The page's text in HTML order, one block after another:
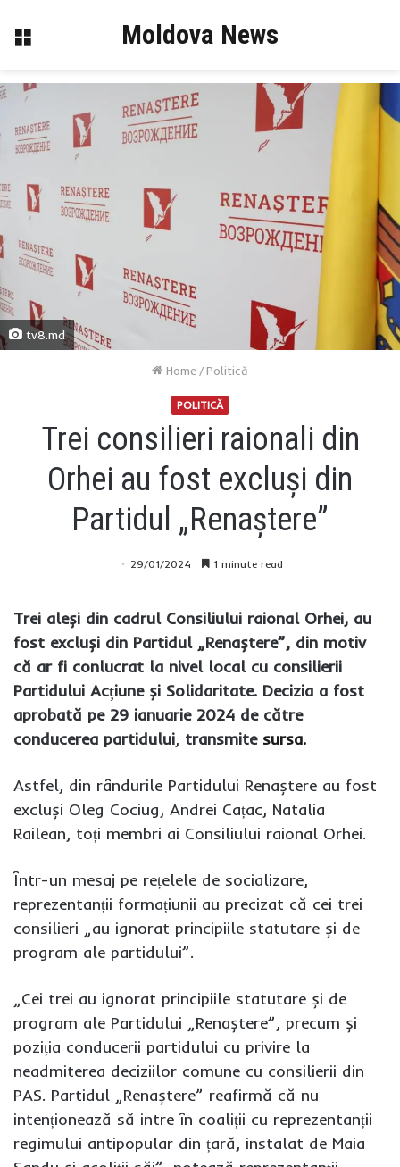
Menu Moldova News
tv8.md
Home /Politică
POLITICĂ
Trei consilieri raionali din
Orhei au fost excluși din
Partidul „Renaștere”
29/01/2024 1 minute read
Trei aleși din cadrul Consiliului raional Orhei, au
fost excluși din Partidul „Renaștere”, din motiv
că ar fi conlucrat la nivel local cu consilierii
Partidului Acțiune și Solidaritate. Decizia a fost
aprobată pe 29 ianuarie 2024 de către
conducerea partidului, transmitesursa.
Astfel, din rândurile Partidului Renaștere au fost
excluși Oleg Cociug, Andrei Cațac, Natalia
Railean, toți membri ai Consiliului raional Orhei.
Într-un mesaj pe rețelele de socializare,
reprezentanții formațiunii au precizat că cei trei
consilieri „au ignorat principiile statutare și de
program ale partidului”.
„Cei trei au ignorat principiile statutare și de
program ale Partidului „Renaștere”, precum și
poziția conducerii partidului cu privire la
neadmiterea deciziilor comune cu consilierii din
PAS. Partidul „Renaștere” reafirmă că nu
intenționează să intre în coaliții cu reprezentanții
regimului antipopular din țară, instalat de Maia